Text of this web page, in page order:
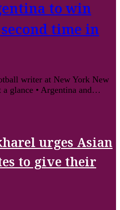
to win
time in
writer at New York New
glance • Argentina and…
urges Asian
to give their